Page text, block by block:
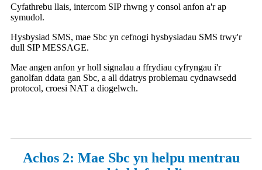
Cyfathrebu llais, intercom SIP rhwng y consol anfon a'r ap
symudol.
Hysbysiad SMS, mae Sbc yn cefnogi hysbysiadau SMS trwy'r
dull SIP MESSAGE.
Mae angen anfon yr holl signalau a ffrydiau cyfryngau i'r
ganolfan ddata gan Sbc, a all ddatrys problemau cydnawsedd
protocol, croesi NAT a diogelwch.
Achos 2: Mae Sbc yn helpu mentrau